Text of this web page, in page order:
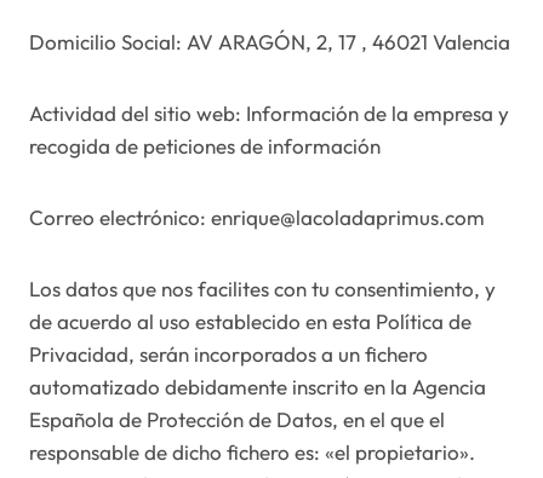
Domicilio Social: AV ARAGÓN, 2, 17 , 46021 Valencia
Actividad del sitio web: Información de la empresa y
recogida de peticiones de información
Correo electrónico: enrique@lacoladaprimus.com
Los datos que nos facilites con tu consentimiento, y
de acuerdo al uso establecido en esta Política de
Privacidad, serán incorporados a un fichero
automatizado debidamente inscrito en la Agencia
Española de Protección de Datos, en el que el
responsable de dicho fichero es: «el propietario».